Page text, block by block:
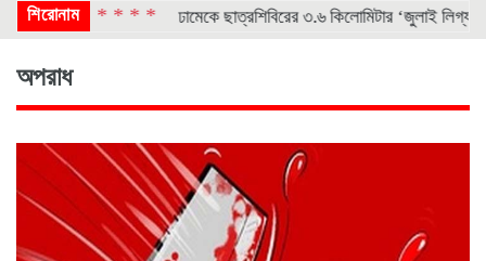
শিরোনাম
* * ঢামেকে ছাত্রশিবিরের ৩.৬ কিলোমিটার ‘জুলাই লিগ্যাসি রান’ * * *
অপরাধ